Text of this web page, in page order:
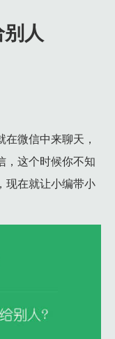
人
微信中来聊天，
，这个时候你不知
现在就让小编带小
的聊天页面，然后点
，我们点击【把她推荐
推荐给谁就点击谁，